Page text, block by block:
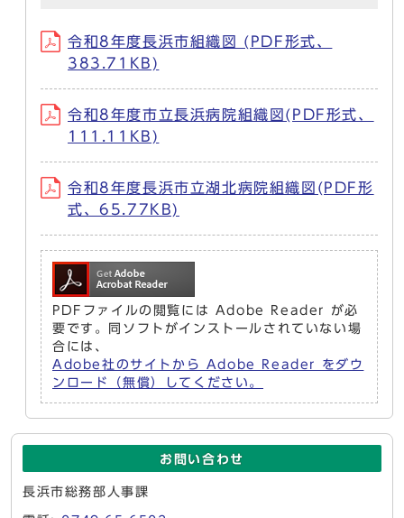
令和8年度長浜市組織図 (PDF形式、
383.71KB)
令和8年度市立長浜病院組織図(PDF形式、
111.11KB)
令和8年度長浜市立湖北病院組織図(PDF形
式、65.77KB)
PDFファイルの閲覧には Adobe Reader が必
要です。同ソフトがインストールされていない場
合には、
Adobe社のサイトから Adobe Reader をダウ
ンロード（無償）してください。
お問い合わせ
長浜市総務部人事課